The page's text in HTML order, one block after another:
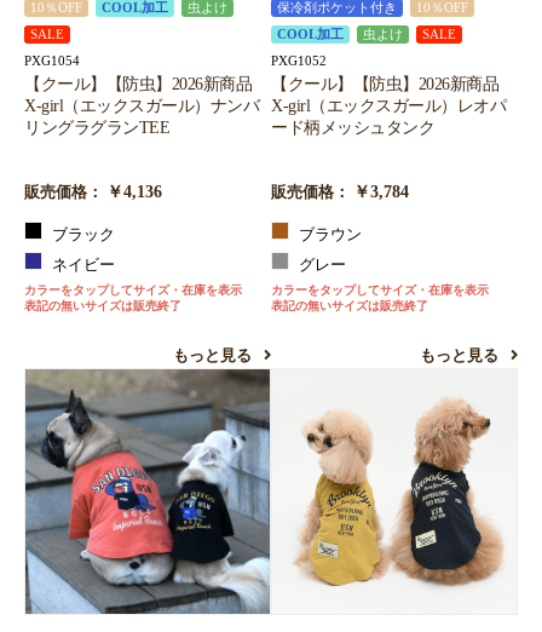
10％OFF COOL加工
虫よけ
SALE
PXG1054
【クール】【防虫】2026新商品
X-girl（エックスガール）ナンバ
リングラグランTEE
販売価格： ￥4,136
ブラック
ネイビー
カラーをタップしてサイズ・在庫を表示
表記の無いサイズは販売終了
もっと見る
保冷剤ポケット付き
10％OFF
COOL加工
虫よけ SALE
PXG1052
【クール】【防虫】2026新商品
X-girl（エックスガール）レオパ
ード柄メッシュタンク
販売価格： ￥3,784
ブラウン
グレー
カラーをタップしてサイズ・在庫を表示
表記の無いサイズは販売終了
もっと見る